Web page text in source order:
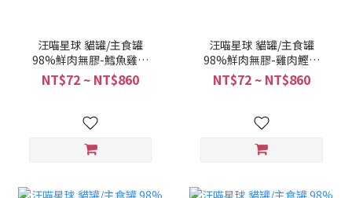
汪喵星球 貓罐/主食罐
98%鮮肉無膠-鱈魚雞肉
165G (8865465271363)
NT$72 ~ NT$860
汪喵星球 貓罐/主食罐
98%鮮肉無膠-雞肉鰹魚
165G (4710345541217)
NT$72 ~ NT$860